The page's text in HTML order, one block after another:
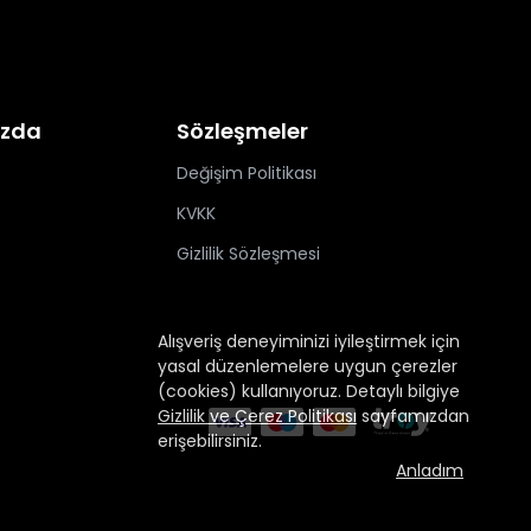
Alışveriş deneyiminizi iyileştirmek için
yasal düzenlemelere uygun çerezler
(cookies) kullanıyoruz. Detaylı bilgiye
Gizlilik ve Çerez Politikası sayfamızdan
erişebilirsiniz.
Anladım
Sözleşmeler
Değişim Politikası
KVKK
Gizlilik Sözleşmesi